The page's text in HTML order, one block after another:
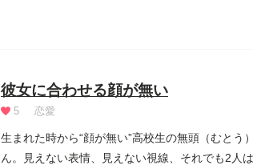
彼女に合わせる顔が無い
5 恋愛
生まれた時から“顔が無い”高校生の無頭（むと
ん。見えない表情、見えない視線、それでも2人